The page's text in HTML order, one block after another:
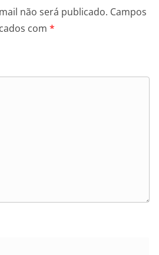
não será publicado. Campos
com *